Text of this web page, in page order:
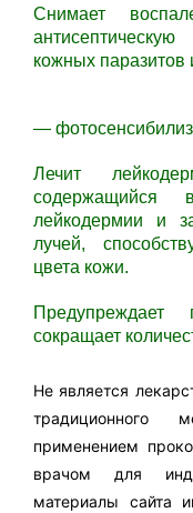
Снимает
кожных паразитов
—
Лечит
содержащийся
лейкодермии и
лучей,
цвета кожи.
сокращает
Не является
традиционного
применением
врачом для
материалы сайта